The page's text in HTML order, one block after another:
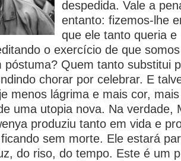
despedida. Vale a
entanto: fizemos-lhe
que ele tanto queria e
o exercício de que
póstuma? Quem tanto substitui
chorar por celebrar. E
menos lágrima e mais cor,
uma utopia nova. Na verdade,
produziu tanto em vida e
sem morte. Ele estará
do riso, do tempo. Este é um